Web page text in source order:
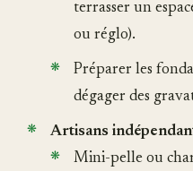
terrasser un
ou réglo).
Préparer les
dégager des
Artisans
Mini-pelle ou